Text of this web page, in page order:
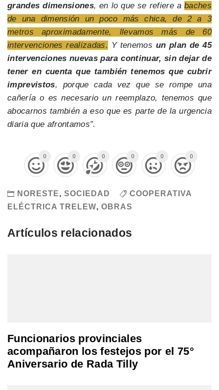
grandes dimensiones, en lo que se refiere a baches
de una dimensión un poco más chica, de 2 a 3
metros aproximadamente, llevamos más de 60
intervenciones realizadas. Y tenemos un plan de 45
intervenciones nuevas para continuar, sin dejar de
tener en cuenta que también tenemos que cubrir
imprevistos, porque cada vez que se rompe una
cañería o es necesario un reemplazo, tenemos que
abocarnos también a eso que es parte de la urgencia
diaria que afrontamos”.
0 0 0 0 0 0
NORESTE, SOCIEDAD
COOPERATIVA
ELÉCTRICA TRELEW, OBRAS
Artículos relacionados
Funcionarios provinciales
acompañaron los festejos por el 75°
Aniversario de Rada Tilly